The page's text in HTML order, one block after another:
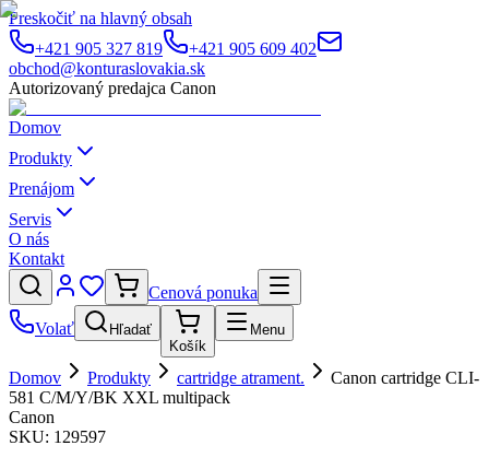
Preskočiť na hlavný obsah
+421 905 327 819
+421 905 609 402
obchod@konturaslovakia.sk
Autorizovaný predajca Canon
Domov
Produkty
Prenájom
Servis
O nás
Kontakt
Cenová ponuka
Volať
Hľadať
Košík
Menu
Domov Produkty cartridge atrament.
Canon cartridge CLI-
581 C/M/Y/BK XXL multipack
Canon
SKU: 129597